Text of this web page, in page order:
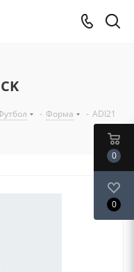
- Форма - ADI21
0
0